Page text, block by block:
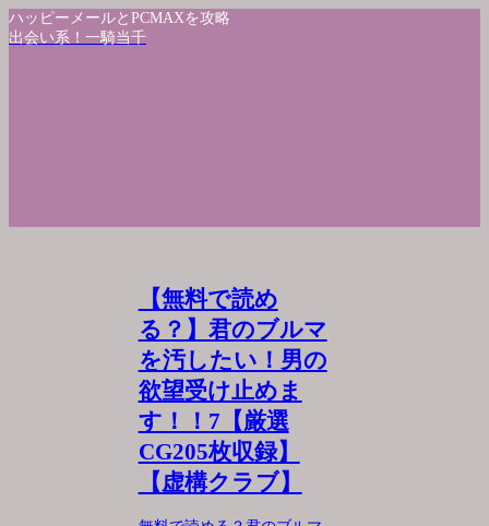
ハッピーメールとPCMAXを攻略
出会い系！一騎当千
【無料で読め
る？】君のブルマ
を汚したい！男の
欲望受け止めま
す！！7【厳選
CG205枚収録】
【虚構クラブ】